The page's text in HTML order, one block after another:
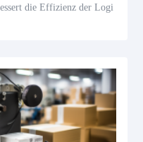
die Effizienz der Logi